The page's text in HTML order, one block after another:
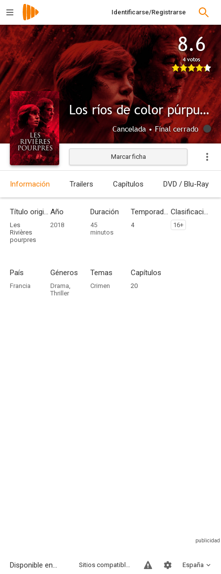
Identificarse/Registrarse
8.6
4 votos
Los ríos de color púrpura
Cancelada • Final cerrado
Marcar ficha
Información Trailers Capítulos DVD / Blu-Ray
Título original
Les
Rivières
pourpres
Año
2018
Duración
45
minutos
Temporadas
4
Clasificación por edades
16+
País
Francia
Géneros
Drama,
Thriller
Temas
Crimen
Capítulos
20
Disponible en... España
Sitios compatibles